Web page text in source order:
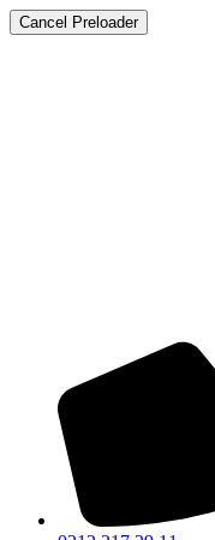
Cancel Preloader